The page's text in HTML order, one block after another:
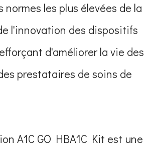
normes les plus élevées de la
l'innovation des dispositifs
d'améliorer la vie des
prestataires de soins de
A1C GO HBA1C Kit est une